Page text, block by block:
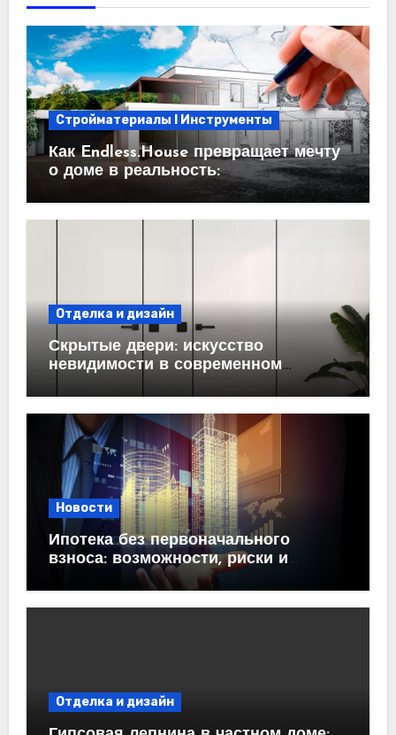
Стройматериалы l Инструменты
Как Endless.House превращает мечту
о доме в реальность:
проектирование под ключ
Отделка и дизайн
Скрытые двери: искусство
невидимости в современном
Новости
Ипотека без первоначального
взноса: возможности, риски и
практические рекомендации<
Отделка и дизайн